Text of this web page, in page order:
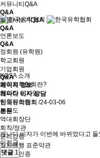
KOSA 소개
한국유학협회란?
협회장 인사말
임원진소개
조직도
역대회장단
회칙/정관
윤리강령
절차대행 표준약관
회원사인증
커뮤니티 Q&A
Q&A
회원사보기Q&A
Q&A
언론보도
Q&A
정회원 (유학원)
학교회원
기업회원
Q&A
페이지 정보
캐나다 비자 상담
한국유학협회 /24-03-06
본문
캐나다 비자가 이번에 바뀌었다고
이전글
댓글 1